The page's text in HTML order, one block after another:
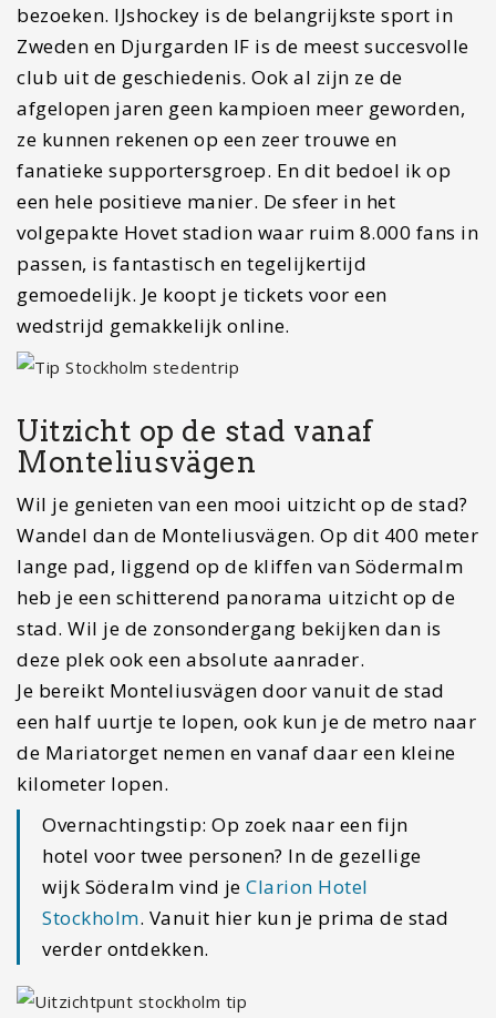
bezoeken. IJshockey is de belangrijkste sport in
Zweden en Djurgarden IF is de meest succesvolle
club uit de geschiedenis. Ook al zijn ze de
afgelopen jaren geen kampioen meer geworden,
ze kunnen rekenen op een zeer trouwe en
fanatieke supportersgroep. En dit bedoel ik op
een hele positieve manier. De sfeer in het
volgepakte Hovet stadion waar ruim 8.000 fans in
passen, is fantastisch en tegelijkertijd
gemoedelijk. Je koopt je tickets voor een
wedstrijd gemakkelijk online.
Uitzicht op de stad vanaf
Monteliusvägen
Wil je genieten van een mooi uitzicht op de stad?
Wandel dan de Monteliusvägen. Op dit 400 meter
lange pad, liggend op de kliffen van Södermalm
heb je een schitterend panorama uitzicht op de
stad. Wil je de zonsondergang bekijken dan is
deze plek ook een absolute aanrader.
Je bereikt Monteliusvägen door vanuit de stad
een half uurtje te lopen, ook kun je de metro naar
de Mariatorget nemen en vanaf daar een kleine
kilometer lopen.
Overnachtingstip: Op zoek naar een fijn
hotel voor twee personen? In de gezellige
wijk Söderalm vind je Clarion Hotel
Stockholm. Vanuit hier kun je prima de stad
verder ontdekken.